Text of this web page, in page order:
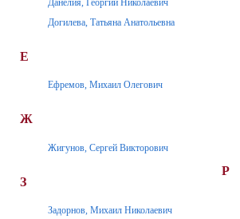
Догилева, Татьяна Анатольевна
Е
Ефремов, Михаил Олегович
Ж
Жигунов, Сергей Викторович
З
Задорнов, Михаил Николаевич
Р